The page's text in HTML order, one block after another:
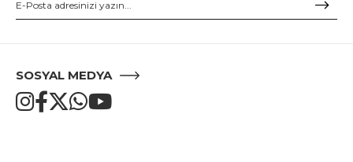
SOSYAL MEDYA